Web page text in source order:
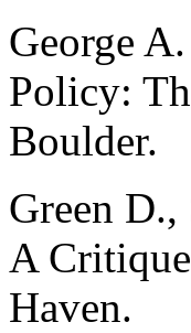
George
Policy:
Boulder.
Green
A
Haven.